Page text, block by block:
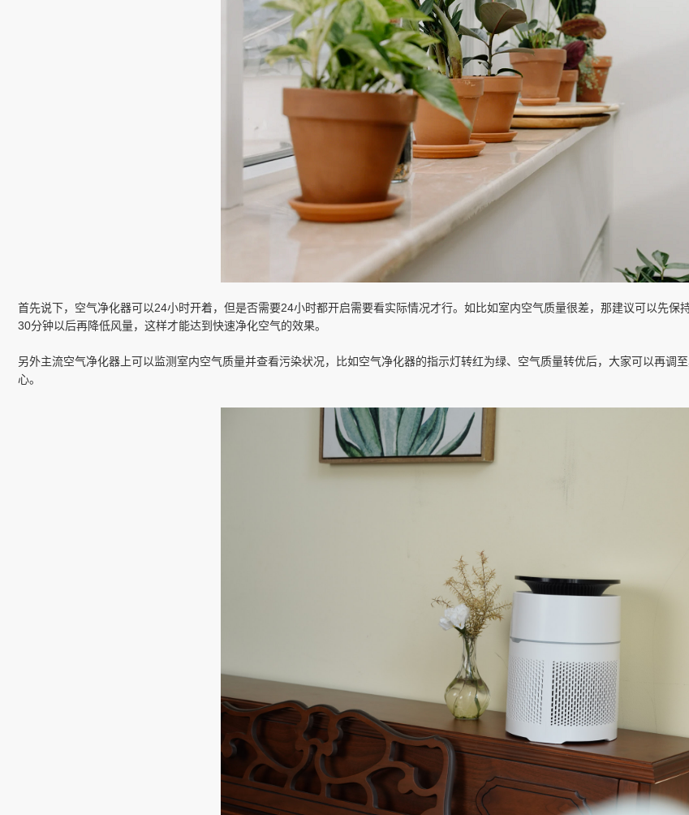
首先说下，空气净化器可以24小时开着，但是否需要24小时都开启需要看实际情况才行。如比如室内空气质量很差，那建议可以先
30分钟以后再降低风量，这样才能达到快速净化空气的效果。
另外主流空气净化器上可以监测室内空气质量并查看污染状况，比如空气净化器的指示灯转红为绿、空气质量转优后，大家可以再调
心。